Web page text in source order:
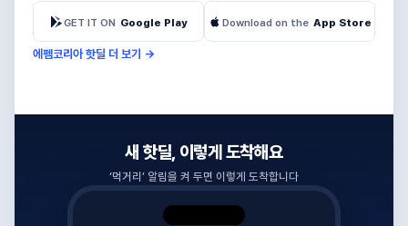
GET IT ON Google Play Download on the App Store
에펨코리아 핫딜 더 보기 →
새 핫딜, 이렇게 도착해요
‘먹거리 ’ 알림을 켜 두면 이렇게 도착합니다